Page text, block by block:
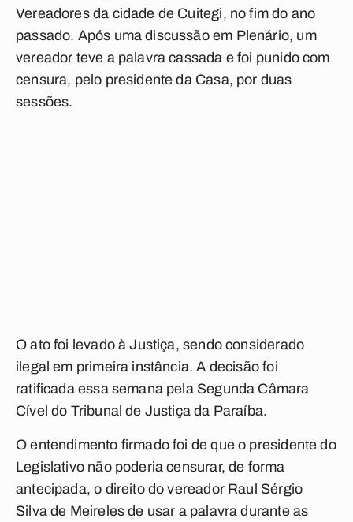
Vereadores da cidade de Cuitegi, no fim do ano
passado. Após uma discussão em Plenário, um
vereador teve a palavra cassada e foi punido com
censura, pelo presidente da Casa, por duas
sessões.
O ato foi levado à Justiça, sendo considerado
ilegal em primeira instância. A decisão foi
ratificada essa semana pela Segunda Câmara
Cível do Tribunal de Justiça da Paraíba.
O entendimento firmado foi de que o presidente do
Legislativo não poderia censurar, de forma
antecipada, o direito do vereador Raul Sérgio
Silva de Meireles de usar a palavra durante as